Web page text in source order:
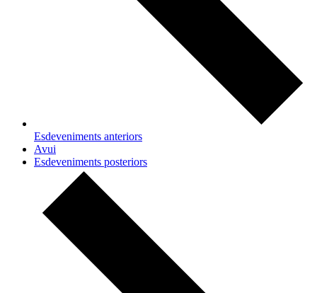
Esdeveniments anteriors
Avui
Esdeveniments posteriors